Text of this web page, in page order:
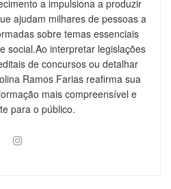
a impulsiona a produzir
ajudam milhares de pessoas a
sobre temas essenciais
social.Ao interpretar legislações
de concursos ou detalhar
Ramos Farias reafirma sua
mais compreensível e
para o público.